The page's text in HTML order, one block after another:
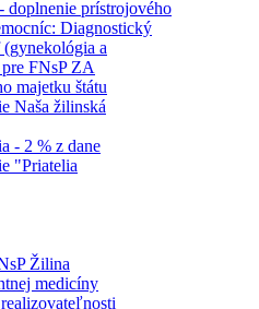
doplnenie prístrojového
Diagnostický
a
FNsP ZA
majetku štátu
Naša žilinská
- 2 % z dane
"Priatelia
Žilina
medicíny